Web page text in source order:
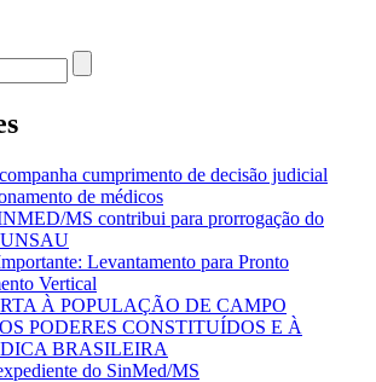
cumprimento de decisão judicial
de médicos
MS contribui para prorrogação do
Levantamento para Pronto
Vertical
À POPULAÇÃO DE CAMPO
PODERES CONSTITUÍDOS E À
BRASILEIRA
do SinMed/MS